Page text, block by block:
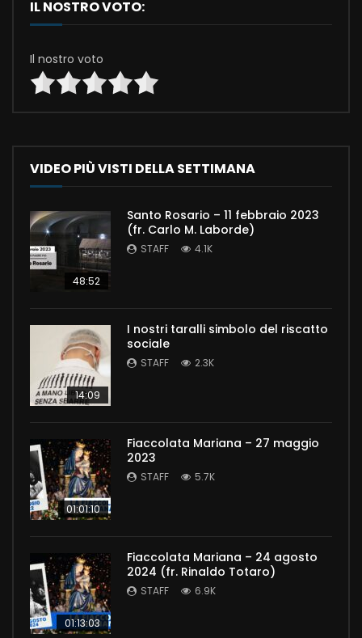
IL NOSTRO VOTO:
Il nostro voto
VIDEO PIÙ VISTI DELLA SETTIMANA
48:52
Santo Rosario – 11 febbraio 2023
(fr. Carlo M. Laborde)
STAFF 4.1K
14:09
I nostri taralli simbolo del riscatto
sociale
STAFF 2.3K
01:01:10
Fiaccolata Mariana – 27 maggio
2023
STAFF 5.7K
01:13:03
Fiaccolata Mariana – 24 agosto
2024 (fr. Rinaldo Totaro)
STAFF 6.9K